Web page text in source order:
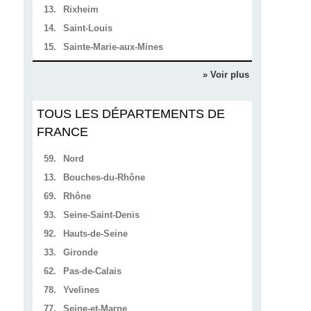
13.
Rixheim
14.
Saint-Louis
15.
Sainte-Marie-aux-Mines
» Voir plus
TOUS LES DÉPARTEMENTS DE
FRANCE
59.
Nord
13.
Bouches-du-Rhône
69.
Rhône
93.
Seine-Saint-Denis
92.
Hauts-de-Seine
33.
Gironde
62.
Pas-de-Calais
78.
Yvelines
77.
Seine-et-Marne